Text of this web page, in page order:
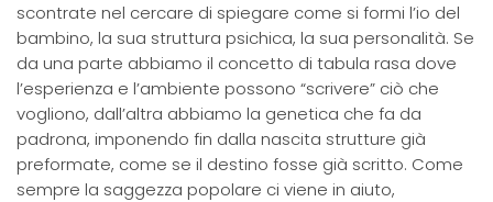
scontrate nel cercare di spiegare come si formi l’io del
bambino, la sua struttura psichica, la sua personalità. Se
da una parte abbiamo il concetto di tabula rasa dove
l’esperienza e l’ambiente possono “scrivere” ciò che
vogliono, dall’altra abbiamo la genetica che fa da
padrona, imponendo fin dalla nascita strutture già
preformate, come se il destino fosse già scritto. Come
sempre la saggezza popolare ci viene in aiuto,